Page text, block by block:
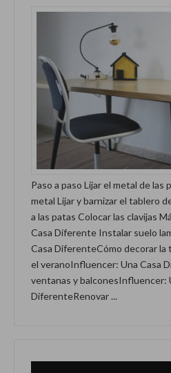
Paso a paso Lijar el metal de las
metal Lijar y barnizar el tablero
a las patas Colocar las clavijas
Casa Diferente Instalar suelo
Casa DiferenteCómo decorar la
el veranoInfluencer: Una Casa
ventanas y balconesInfluencer:
DiferenteRenovar ...